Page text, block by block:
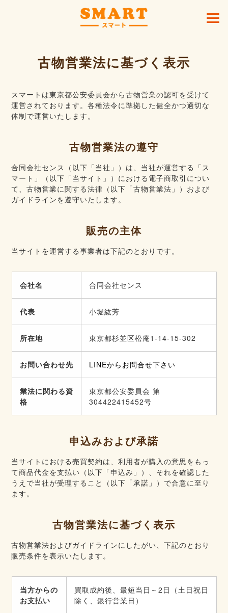
古物営業法に基づく表示
スマートは東京都公安委員会から古物営業の認可を受けて
運営されております。各種法令に準拠した健全かつ適切な
体制で運営いたします。
古物営業法の遵守
合同会社センス（以下「当社」）は、当社が運営する「ス
マート」（以下「当サイト」）における電子商取引につい
て、古物営業に関する法律（以下「古物営業法」）および
ガイドラインを遵守いたします。
販売の主体
当サイトを運営する事業者は下記のとおりです。
会社名 合同会社センス
代表 小堀紘芳
所在地 東京都杉並区松庵1-14-15-302
お問い合わせ先 LINEからお問合せ下さい
業法に関わる資
格
東京都公安委員会 第
304422415452号
申込みおよび承諾
当サイトにおける売買契約は、利用者が購入の意思をもっ
て商品代金を支払い（以下「申込み」）、それを確認した
うえで当社が受理すること（以下「承諾」）で合意に至り
ます。
古物営業法に基づく表示
古物営業法およびガイドラインにしたがい、下記のとおり
販売条件を表示いたします。
当方からの
お支払い
買取成約後、最短当日～2日（土日祝日
除く、銀行営業日）